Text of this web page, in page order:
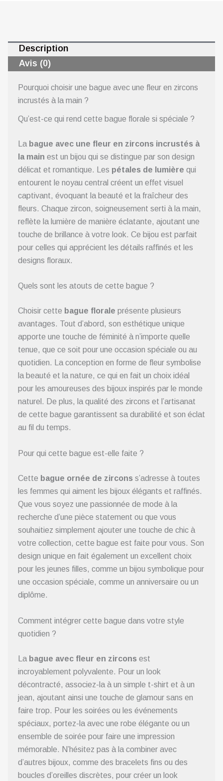
Description
Avis (0)
Pourquoi choisir une bague avec une fleur en zircons
incrustés à la main ?
Qu’est-ce qui rend cette bague florale si spéciale ?
La bague avec une fleur en zircons incrustés à
la main est un bijou qui se distingue par son design
délicat et romantique. Les pétales de lumière qui
entourent le noyau central créent un effet visuel
captivant, évoquant la beauté et la fraîcheur des
fleurs. Chaque zircon, soigneusement serti à la main,
reflète la lumière de manière éclatante, ajoutant une
touche de brillance à votre look. Ce bijou est parfait
pour celles qui apprécient les détails raffinés et les
designs floraux.
Quels sont les atouts de cette bague ?
Choisir cette bague florale présente plusieurs
avantages. Tout d’abord, son esthétique unique
apporte une touche de féminité à n’importe quelle
tenue, que ce soit pour une occasion spéciale ou au
quotidien. La conception en forme de fleur symbolise
la beauté et la nature, ce qui en fait un choix idéal
pour les amoureuses des bijoux inspirés par le monde
naturel. De plus, la qualité des zircons et l’artisanat
de cette bague garantissent sa durabilité et son éclat
au fil du temps.
Pour qui cette bague est-elle faite ?
Cette bague ornée de zircons s’adresse à toutes
les femmes qui aiment les bijoux élégants et raffinés.
Que vous soyez une passionnée de mode à la
recherche d’une pièce statement ou que vous
souhaitiez simplement ajouter une touche de chic à
votre collection, cette bague est faite pour vous. Son
design unique en fait également un excellent choix
pour les jeunes filles, comme un bijou symbolique pour
une occasion spéciale, comme un anniversaire ou un
diplôme.
Comment intégrer cette bague dans votre style
quotidien ?
La bague avec fleur en zircons est
incroyablement polyvalente. Pour un look
décontracté, associez-la à un simple t-shirt et à un
jean, ajoutant ainsi une touche de glamour sans en
faire trop. Pour les soirées ou les événements
spéciaux, portez-la avec une robe élégante ou un
ensemble de soirée pour faire une impression
mémorable. N’hésitez pas à la combiner avec
d’autres bijoux, comme des bracelets fins ou des
boucles d’oreilles discrètes, pour créer un look